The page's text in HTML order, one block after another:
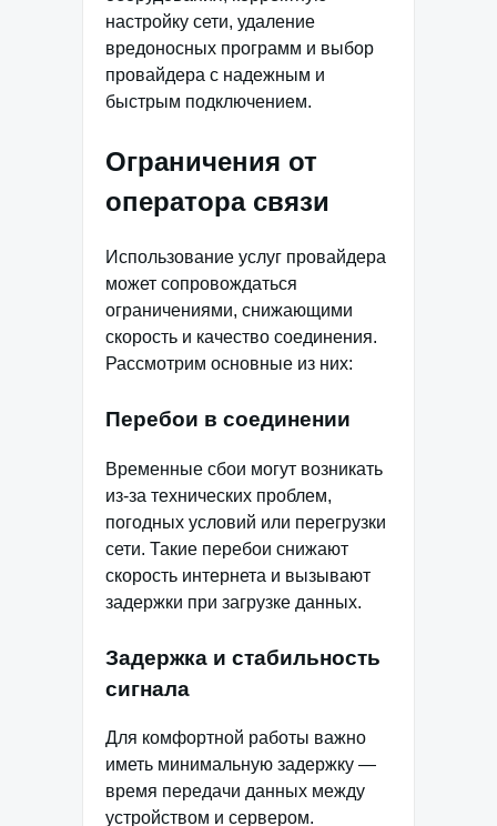
настройку сети, удаление
вредоносных программ и выбор
провайдера с надежным и
быстрым подключением.
Ограничения от
оператора связи
Использование услуг провайдера
может сопровождаться
ограничениями, снижающими
скорость и качество соединения.
Рассмотрим основные из них:
Перебои в соединении
Временные сбои могут возникать
из-за технических проблем,
погодных условий или перегрузки
сети. Такие перебои снижают
скорость интернета и вызывают
задержки при загрузке данных.
Задержка и стабильность
сигнала
Для комфортной работы важно
иметь минимальную задержку —
время передачи данных между
устройством и сервером.